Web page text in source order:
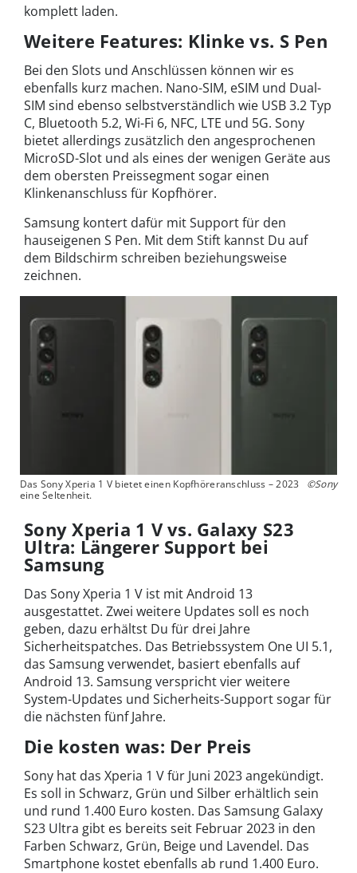
komplett laden.
Weitere Features: Klinke vs. S Pen
Bei den Slots und Anschlüssen können wir es
ebenfalls kurz machen. Nano-SIM, eSIM und Dual-
SIM sind ebenso selbstverständlich wie USB 3.2 Typ
C, Bluetooth 5.2, Wi-Fi 6, NFC, LTE und 5G. Sony
bietet allerdings zusätzlich den angesprochenen
MicroSD-Slot und als eines der wenigen Geräte aus
dem obersten Preissegment sogar einen
Klinkenanschluss für Kopfhörer.
Samsung kontert dafür mit Support für den
hauseigenen S Pen. Mit dem Stift kannst Du auf
dem Bildschirm schreiben beziehungsweise
zeichnen.
Das Sony Xperia 1 V bietet einen Kopfhöreranschluss – 2023
eine Seltenheit.
©Sony
Sony Xperia 1 V vs. Galaxy S23
Ultra: Längerer Support bei
Samsung
Das Sony Xperia 1 V ist mit Android 13
ausgestattet. Zwei weitere Updates soll es noch
geben, dazu erhältst Du für drei Jahre
Sicherheitspatches. Das Betriebssystem One UI 5.1,
das Samsung verwendet, basiert ebenfalls auf
Android 13. Samsung verspricht vier weitere
System-Updates und Sicherheits-Support sogar für
die nächsten fünf Jahre.
Die kosten was: Der Preis
Sony hat das Xperia 1 V für Juni 2023 angekündigt.
Es soll in Schwarz, Grün und Silber erhältlich sein
und rund 1.400 Euro kosten. Das Samsung Galaxy
S23 Ultra gibt es bereits seit Februar 2023 in den
Farben Schwarz, Grün, Beige und Lavendel. Das
Smartphone kostet ebenfalls ab rund 1.400 Euro.